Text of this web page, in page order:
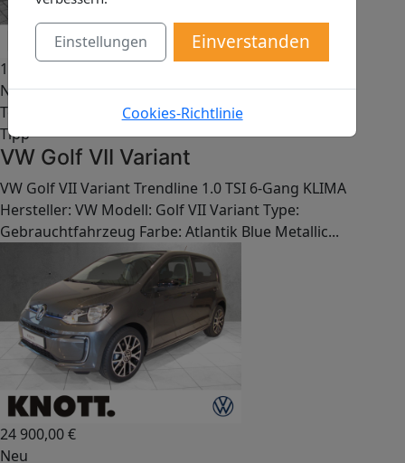
14 990,00
Neu
Top
Tipp
VW Golf VII Variant
VW Golf VII Variant Trendline 1.0 TSI 6-Gang KLIMA
Hersteller: VW Modell: Golf VII Variant Type:
Gebrauchtfahrzeug Farbe: Atlantik Blue Metallic...
24 900,00€
Neu
Einstellungen Einverstanden
Cookies-Richtlinie